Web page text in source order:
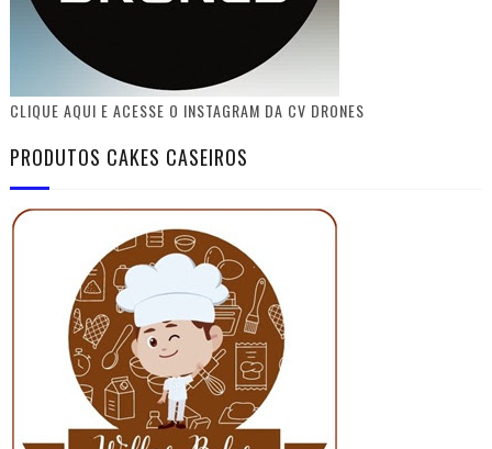
CLIQUE AQUI E ACESSE O INSTAGRAM DA CV DRONES
PRODUTOS CAKES CASEIROS